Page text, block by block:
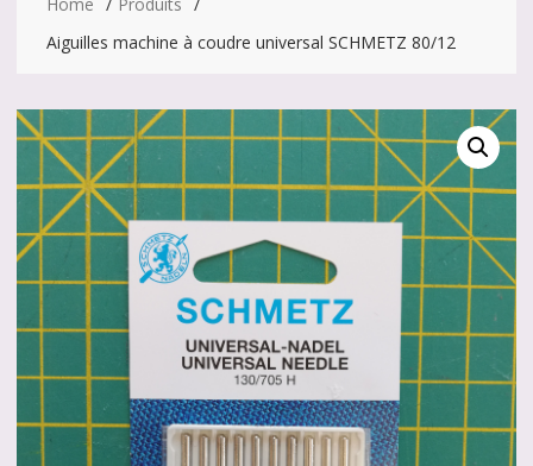
Aiguilles machine à coudre universal SCHMETZ 80/12